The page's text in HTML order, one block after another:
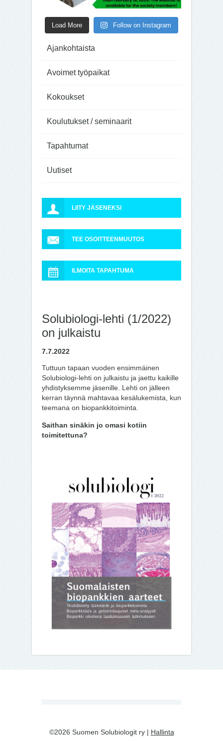
Load More Follow on Instagram
Ajankohtaista
Avoimet työpaikat
Kokoukset
Koulutukset / seminaarit
Tapahtumat
Uutiset
LIITY JÄSENEKSI
TEE OSOITTEENMUUTOS
ILMOITA TAPAHTUMA
Solubiologi-lehti (1/2022)
on julkaistu
7.7.2022
Tuttuun tapaan vuoden ensimmäinen
Solubiologi-lehti on julkaistu ja jaettu kaikille
yhdistyksemme jäsenille. Lehti on jälleen
kerran täynnä mahtavaa kesälukemista, kun
teemana on biopankkitoiminta.
Saithan sinäkin jo omasi kotiin
toimitettuna?
©2026 Suomen Solubiologit ry | Hallinta